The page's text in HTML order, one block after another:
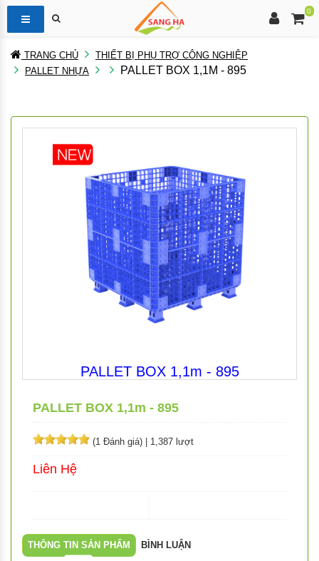
0
TRANG CHỦ
THIẾT BỊ PHỤ TRỢ CÔNG NGHIỆP
PALLET NHỰA
PALLET BOX 1,1M - 895
PALLET BOX 1,1m - 895
PALLET BOX 1,1m - 895
(1 Đánh giá) 1,387 lượt
Liên Hệ
THÔNG TIN SẢN PHẨM BÌNH LUẬN